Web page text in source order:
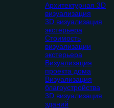
Архитектурная 3D
визуализация
3D визуализация
экстерьера
Стоимость
визуализации
экстерьера
Визуализация
проекта дома
Визуализация
благоустройства
3D визуализация
зданий